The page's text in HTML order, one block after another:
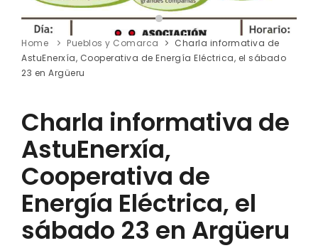
Home Pueblos y Comarca
Charla informativa de
AstuEnerxía, Cooperativa de Energía Eléctrica, el sábado
23 en Argüeru
Charla informativa de
AstuEnerxía,
Cooperativa de
Energía Eléctrica, el
sábado 23 en Argüeru